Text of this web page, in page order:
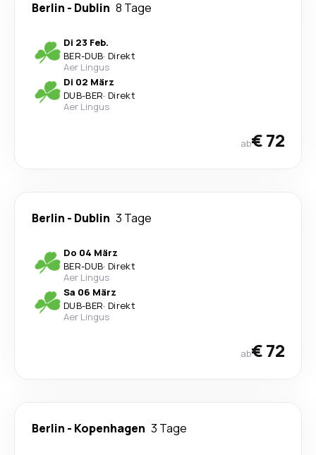
Berlin - Dublin 8 Tage
Di 23 Feb.
BER-DUB· Direkt
Aer Lingus
Di 02 März
DUB-BER· Direkt
Aer Lingus
ab€ 72
Berlin - Dublin 3 Tage
Do 04 März
BER-DUB· Direkt
Aer Lingus
Sa 06 März
DUB-BER· Direkt
Aer Lingus
ab€ 72
Berlin - Kopenhagen 3 Tage